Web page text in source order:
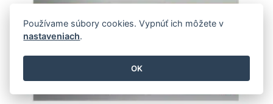
Používame súbory cookies. Vypnúť ich môžete v
nastaveniach.
OK